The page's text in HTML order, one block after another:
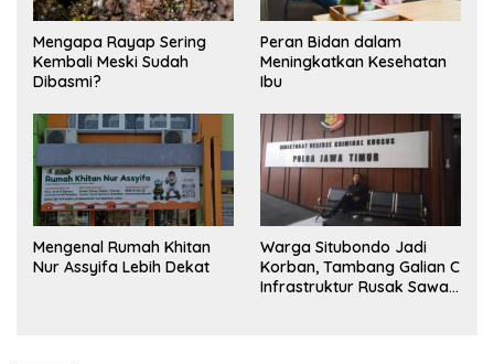
Mengapa Rayap Sering
Kembali Meski Sudah
Dibasmi?
Peran Bidan dalam
Meningkatkan Kesehatan
Ibu
Mengenal Rumah Khitan
Nur Assyifa Lebih Dekat
Warga Situbondo Jadi
Korban, Tambang Galian C
Infrastruktur Rusak Sawah